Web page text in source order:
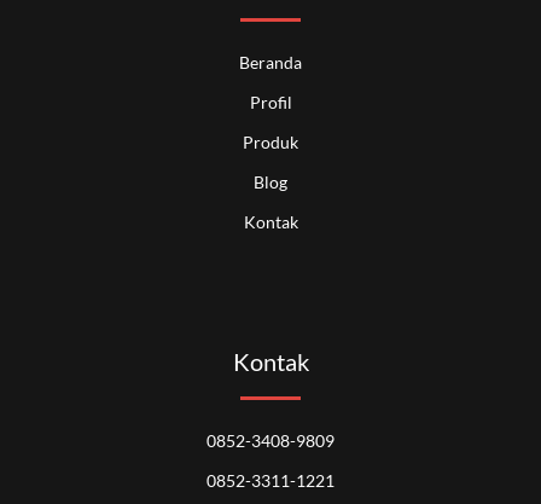
Beranda
Profil
Produk
Blog
Kontak
Kontak
0852-3408-9809
0852-3311-1221